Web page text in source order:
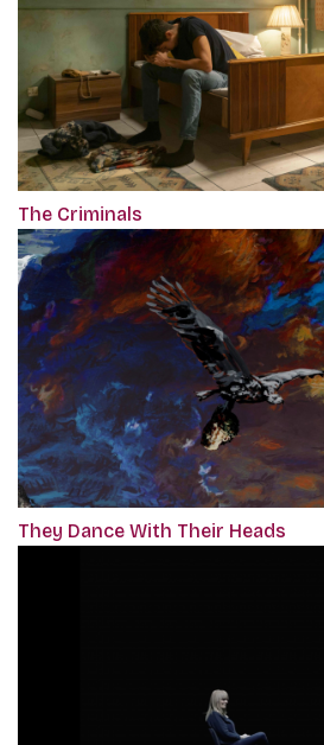
The Criminals
They Dance With Their Heads